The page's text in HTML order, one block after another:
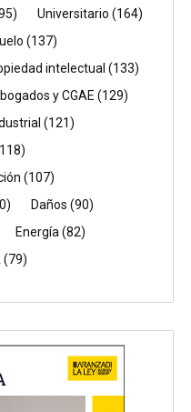
Universitario (164)
(137)
intelectual (133)
y CGAE (129)
(121)
(107)
Daños (90)
Energía (82)
(79)